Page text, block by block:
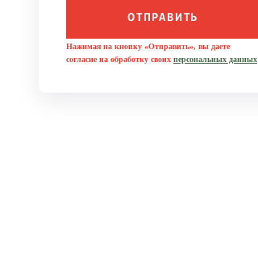
ОТПРАВИТЬ
Нажимая на кнопку «Отправить», вы даете
согласие на обработку своих персональных данных